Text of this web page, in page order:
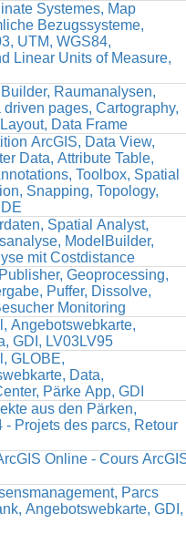
Systemes, Map
Bezugssysteme,
UTM, WGS84,
Linear Units of Measure,
Raumanalysen,
pages, Cartography,
Data Frame
ArcGIS, Data View,
Data, Attribute Table,
Toolbox, Spatial
Snapping, Topology,
Spatial Analyst,
ModelBuilder,
mit Costdistance
Geoprocessing,
Puffer, Dissolve,
Monitoring
Angebotswebkarte,
GDI, LV03LV95
GLOBE,
Data,
Pärke App, GDI
aus den Pärken,
Projets des parcs, Retour
Parcs
Angebotswebkarte, GDI,